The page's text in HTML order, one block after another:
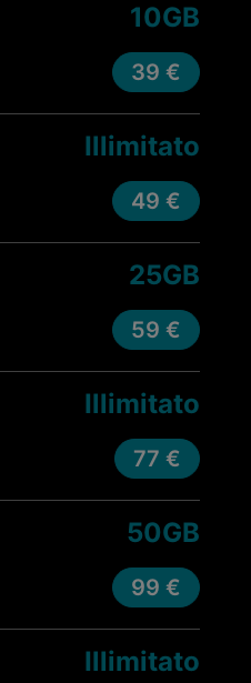
10GB
39 €
Illimitato
49 €
25GB
59 €
Illimitato
77 €
50GB
99 €
Illimitato